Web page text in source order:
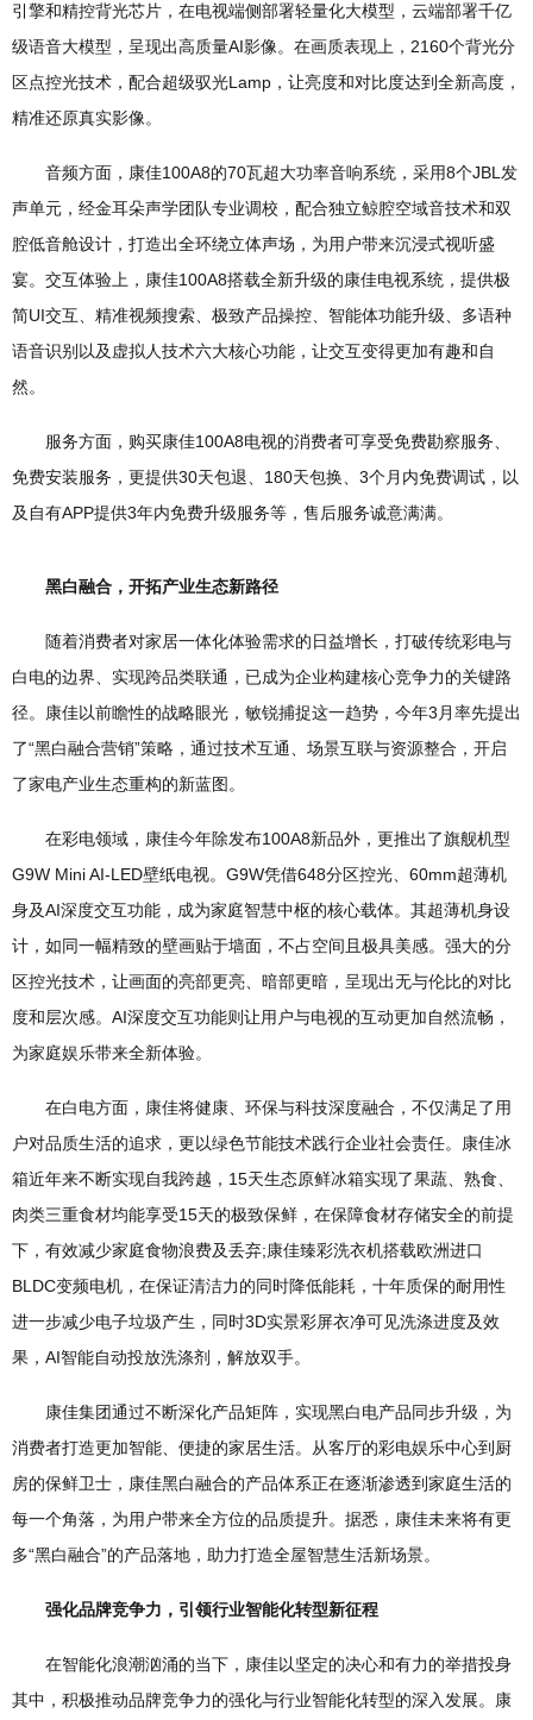
引擎和精控背光芯片，在电视端侧部署轻量化大模型，云端部署千亿
级语音大模型，呈现出高质量AI影像。在画质表现上，2160个背光分
区点控光技术，配合超级驭光Lamp，让亮度和对比度达到全新高度，
精准还原真实影像。
音频方面，康佳100A8的70瓦超大功率音响系统，采用8个JBL发
声单元，经金耳朵声学团队专业调校，配合独立鲸腔空域音技术和双
腔低音舱设计，打造出全环绕立体声场，为用户带来沉浸式视听盛
宴。交互体验上，康佳100A8搭载全新升级的康佳电视系统，提供极
简UI交互、精准视频搜索、极致产品操控、智能体功能升级、多语种
语音识别以及虚拟人技术六大核心功能，让交互变得更加有趣和自
然。
服务方面，购买康佳100A8电视的消费者可享受免费勘察服务、
免费安装服务，更提供30天包退、180天包换、3个月内免费调试，以
及自有APP提供3年内免费升级服务等，售后服务诚意满满。
黑白融合，开拓产业生态新路径​
随着消费者对家居一体化体验需求的日益增长，打破传统彩电与
白电的边界、实现跨品类联通，已成为企业构建核心竞争力的关键路
径。康佳以前瞻性的战略眼光，敏锐捕捉这一趋势，今年3月率先提出
了“黑白融合营销”策略，通过技术互通、场景互联与资源整合，开启
了家电产业生态重构的新蓝图。​
在彩电领域，康佳今年除发布100A8新品外，更推出了旗舰机型
G9W Mini AI-LED壁纸电视。G9W凭借648分区控光、60mm超薄机
身及AI深度交互功能，成为家庭智慧中枢的核心载体。其超薄机身设
计，如同一幅精致的壁画贴于墙面，不占空间且极具美感。强大的分
区控光技术，让画面的亮部更亮、暗部更暗，呈现出无与伦比的对比
度和层次感。AI深度交互功能则让用户与电视的互动更加自然流畅，
为家庭娱乐带来全新体验。​
在白电方面，康佳将健康、环保与科技深度融合，不仅满足了用
户对品质生活的追求，更以绿色节能技术践行企业社会责任。康佳冰
箱近年来不断实现自我跨越，15天生态原鲜冰箱实现了果蔬、熟食、
肉类三重食材均能享受15天的极致保鲜，在保障食材存储安全的前提
下，有效减少家庭食物浪费及丢弃;康佳臻彩洗衣机搭载欧洲进口
BLDC变频电机，在保证清洁力的同时降低能耗，十年质保的耐用性
进一步减少电子垃圾产生，同时3D实景彩屏衣净可见洗涤进度及效
果，AI智能自动投放洗涤剂，解放双手。​
康佳集团通过不断深化产品矩阵，实现黑白电产品同步升级，为
消费者打造更加智能、便捷的家居生活。从客厅的彩电娱乐中心到厨
房的保鲜卫士，康佳黑白融合的产品体系正在逐渐渗透到家庭生活的
每一个角落，为用户带来全方位的品质提升。据悉，康佳未来将有更
多“黑白融合”的产品落地，助力打造全屋智慧生活新场景。
强化品牌竞争力，引领行业智能化转型新征程​
在智能化浪潮汹涌的当下，康佳以坚定的决心和有力的举措投身
其中，积极推动品牌竞争力的强化与行业智能化转型的深入发展。康